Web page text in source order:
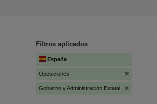
Filtros aplicados
España
Oposiciones
Gobierno y Administración Estatal